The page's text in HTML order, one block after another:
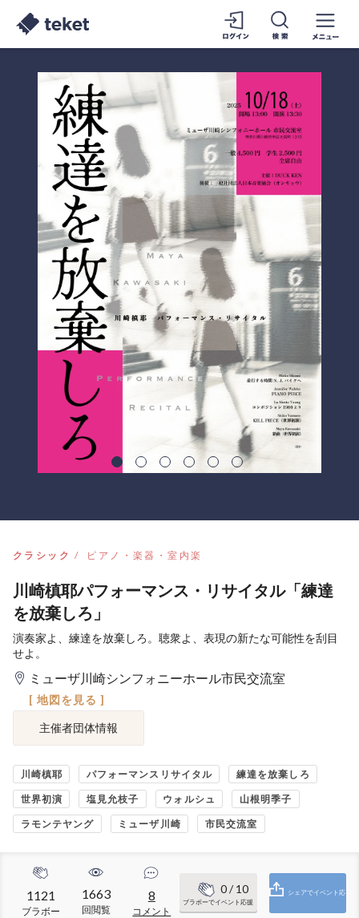
クラシック ピアノ・楽器・室内楽
川崎槙耶パフォーマンス・リサイタル「練達
を放棄しろ」
演奏家よ、練達を放棄しろ。聴衆よ、表現の新たな可能性を刮目
せよ。
ミューザ川崎シンフォニーホール市民交流室
[ 地図を見る ]
主催者団体情報
川崎槙耶 パフォーマンスリサイタル 練達を放棄しろ
世界初演 塩見允枝子 ウォルシュ 山根明季子
ラモンテヤング ミューザ川崎 市民交流室
1121
ブラボー
1663
回閲覧
8
コメント
0/ 10
ブラボーでイベント応援
シェアでイベント応